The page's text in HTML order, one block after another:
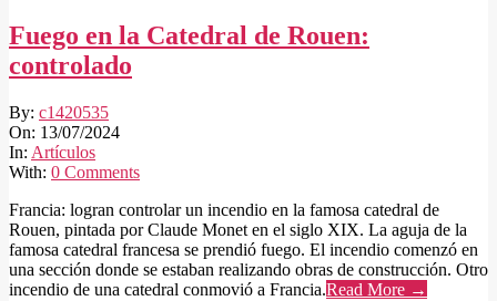
Fuego en la Catedral de Rouen:
controlado
2024-
07-
13
By: c1420535
On: 13/07/2024
In: Artículos
With: 0 Comments
Francia: logran controlar un incendio en la famosa catedral de
Rouen, pintada por Claude Monet en el siglo XIX. La aguja de la
famosa catedral francesa se prendió fuego. El incendio comenzó en
una sección donde se estaban realizando obras de construcción. Otro
incendio de una catedral conmovió a Francia.Read More →